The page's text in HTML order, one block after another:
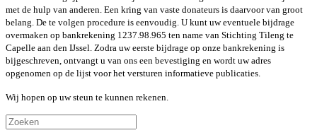
met de hulp van anderen. Een kring van vaste donateurs is daarvoor van groot
belang. De te volgen procedure is eenvoudig. U kunt uw eventuele bijdrage
overmaken op bankrekening 1237.98.965 ten name van Stichting Tileng te
Capelle aan den IJssel. Zodra uw eerste bijdrage op onze bankrekening is
bijgeschreven, ontvangt u van ons een bevestiging en wordt uw adres
opgenomen op de lijst voor het versturen informatieve publicaties.
Wij hopen op uw steun te kunnen rekenen.